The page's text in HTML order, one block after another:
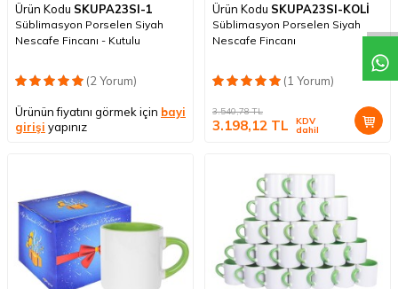
Ürün Kodu SKUPA23SI-1
Süblimasyon Porselen Siyah
Nescafe Fincanı - Kutulu
(2 Yorum)
Ürünün fiyatını görmek için bayi
girişi yapınız
Ürün Kodu SKUPA23SI-KOLİ
Süblimasyon Porselen Siyah
Nescafe Fincanı
(1 Yorum)
3.540,78TL
3.198,12 TL KDV
dahil